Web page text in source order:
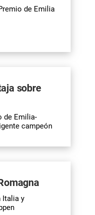
de Emilia
sobre
de Emilia-
campeón
Italia y